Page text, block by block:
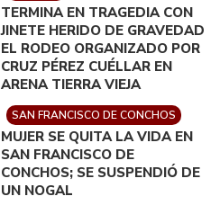
TERMINA EN TRAGEDIA CON
JINETE HERIDO DE GRAVEDAD
EL RODEO ORGANIZADO POR
CRUZ PÉREZ CUÉLLAR EN
ARENA TIERRA VIEJA
SAN FRANCISCO DE CONCHOS
MUJER SE QUITA LA VIDA EN
SAN FRANCISCO DE
CONCHOS; SE SUSPENDIÓ DE
UN NOGAL